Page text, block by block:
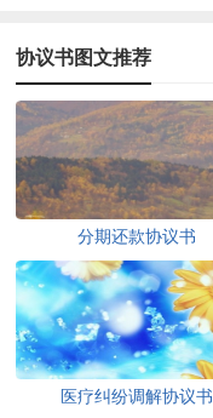
协议书图文推荐
分期还款协议书
医疗纠纷调解协议书